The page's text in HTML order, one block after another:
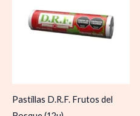
Pastillas D.R.F. Frutos del
hasta
$ 51.300,00